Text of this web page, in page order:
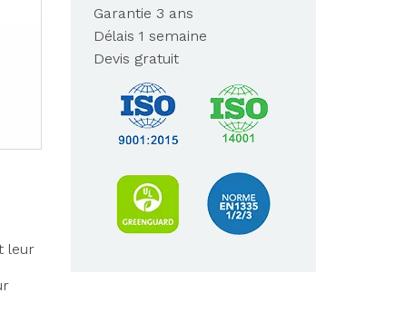
Garantie 3 ans
Délais 1 semaine
Devis gratuit
leur